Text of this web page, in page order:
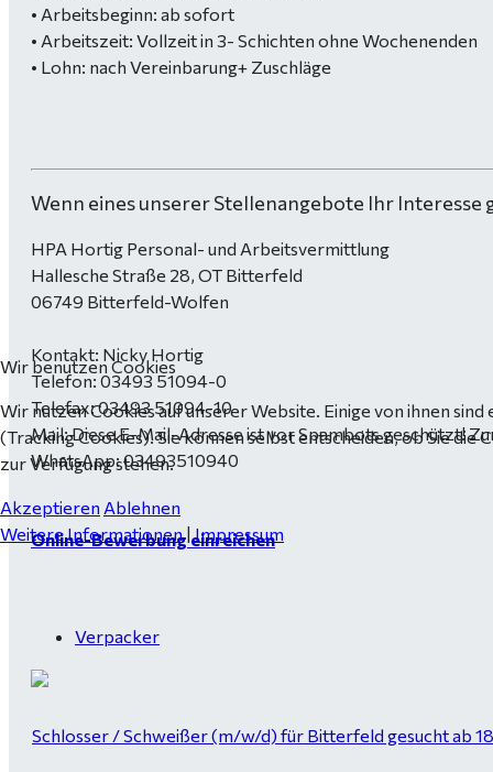
• Arbeitsbeginn: ab sofort
• Arbeitszeit: Vollzeit in 3- Schichten ohne Wochenenden
• Lohn: nach Vereinbarung+ Zuschläge
Wenn eines unserer Stellenangebote Ihr
HPA Hortig Personal- und Arbeitsvermittlung
Hallesche Straße 28, OT Bitterfeld
06749 Bitterfeld-Wolfen
Kontakt: Nicky Hortig
Telefon: 03493 51094-0
Telefax: 03493 51094-10
Mail:Diese E-Mail-Adresse ist vor Spambots geschützt!
WhatsApp: 03493510940
Online-Bewerbung einreichen
Verpacker
Schlosser / Schweißer (m/w/d) für Bitterfeld gesucht ab
Wir benutzen Cookies
Wir nutzen Cookies auf unserer Website. Einige von ihnen
(Tracking Cookies). Sie können selbst entscheiden, ob Sie
zur Verfügung stehen.
Akzeptieren Ablehnen
Weitere Informationen|Impressum